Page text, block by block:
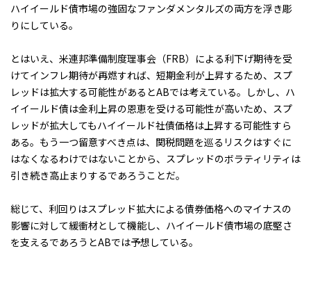
ハイイールド債市場の強固なファンダメンタルズの両方を浮き彫
りにしている。
とはいえ、米連邦準備制度理事会（FRB）による利下げ期待を受
けてインフレ期待が再燃すれば、短期金利が上昇するため、スプ
レッドは拡大する可能性があるとABでは考えている。しかし、ハ
イイールド債は金利上昇の恩恵を受ける可能性が高いため、スプ
レッドが拡大してもハイイールド社債価格は上昇する可能性すら
ある。もう一つ留意すべき点は、関税問題を巡るリスクはすぐに
はなくなるわけではないことから、スプレッドのボラティリティは
引き続き高止まりするであろうことだ。
総じて、利回りはスプレッド拡大による債券価格へのマイナスの
影響に対して緩衝材として機能し、ハイイールド債市場の底堅さ
を支えるであろうとABでは予想している。